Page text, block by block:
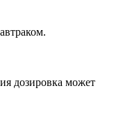
дозировка может